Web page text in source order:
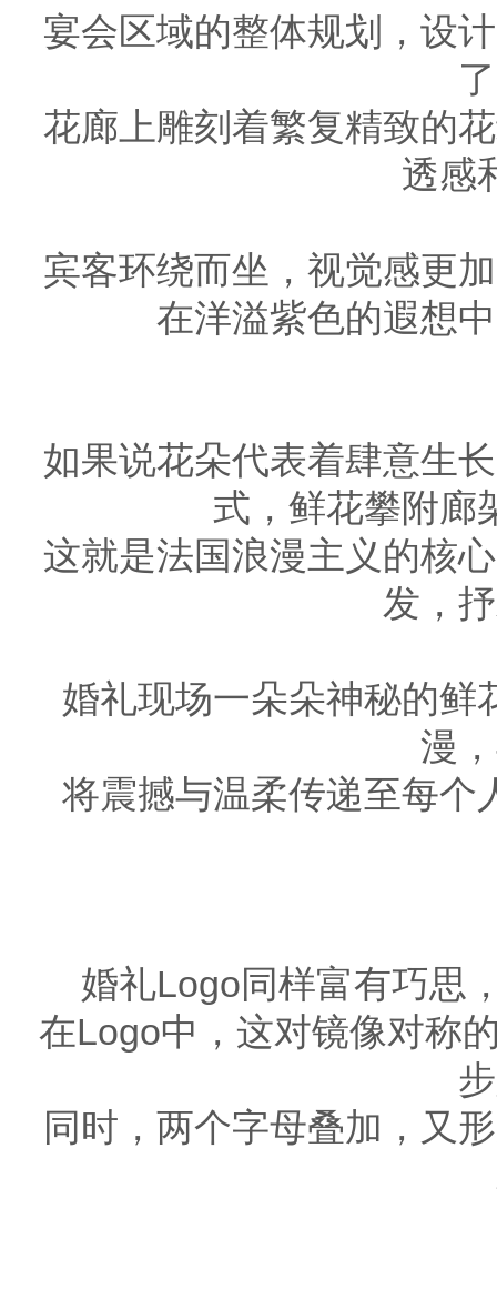
宴会区域的整体规划，设
花廊上雕刻着繁复精致的
透感
宾客环绕而坐，视觉感更
在洋溢紫色的遐想
如果说花朵代表着肆意生
式，鲜花攀附廊
这就是法国浪漫主义的核
发，
婚礼现场一朵朵神秘的鲜
漫
将震撼与温柔传递至每个
婚礼Logo同样富有巧思
在Logo中，这对镜像对称
同时，两个字母叠加，又